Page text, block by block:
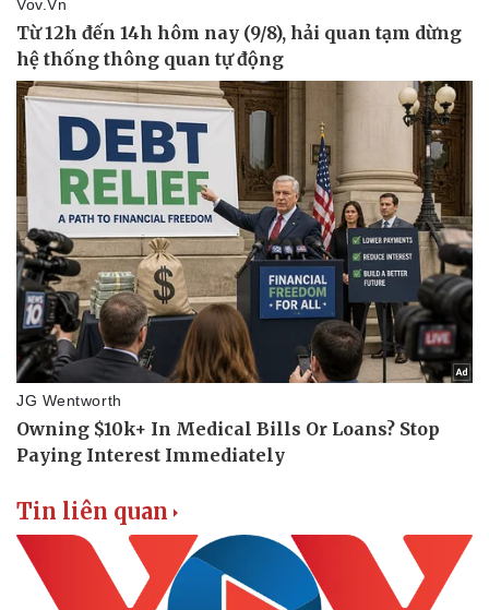
Doanh nghiệp
Thông tin doanh nghiệp
Doanh nghiệp 24h
Doanh nhân
Vì cộng đồng
Công nghệ
Sành điệu
Tin Công nghệ
Chuyển đổi số
Tin liên quan